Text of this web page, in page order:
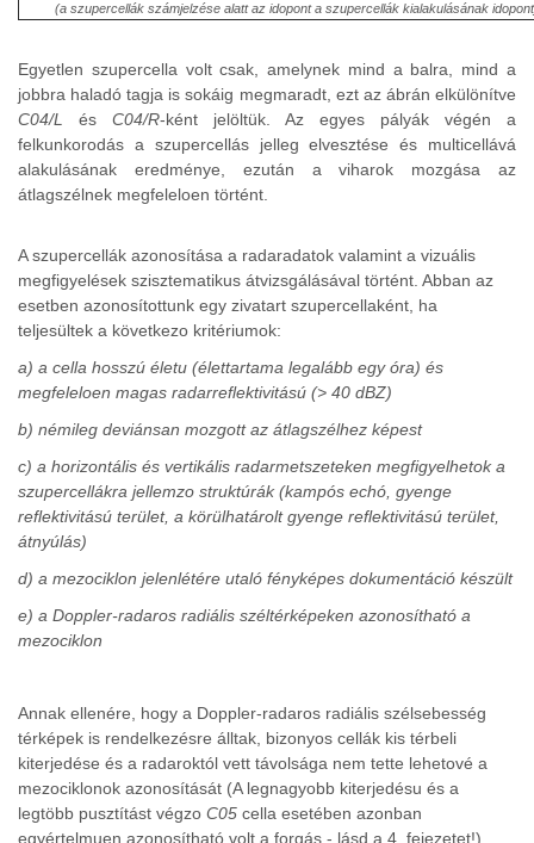
(a szupercellák számjelzése alatt az idopont a szupercellák kialakulásának
Egyetlen szupercella volt csak, amelynek mind a balra, mind a
jobbra haladó tagja is sokáig megmaradt, ezt az ábrán elkülönítve
C04/L
és C04/R-ként jelöltük. Az egyes pályák végén a
felkunkorodás a szupercellás jelleg elvesztése és multicellává
alakulásának eredménye, ezután a viharok mozgása az
átlagszélnek megfeleloen történt.
A szupercellák azonosítása a radaradatok valamint a vizuális
megfigyelések szisztematikus átvizsgálásával történt. Abban az
esetben azonosítottunk egy zivatart szupercellaként, ha
teljesültek a következo kritériumok:
a) a cella hosszú életu (élettartama legalább egy óra) és
megfeleloen magas radarreflektivitású (> 40 dBZ)
b) némileg deviánsan mozgott az átlagszélhez képest
c) a horizontális és vertikális radarmetszeteken megfigyelhetok a
szupercellákra jellemzo struktúrák (kampós echó, gyenge
reflektivitású terület, a körülhatárolt gyenge reflektivitású terület,
átnyúlás)
d) a mezociklon jelenlétére utaló fényképes dokumentáció készült
e) a Doppler-radaros radiális széltérképeken azonosítható a
mezociklon
Annak ellenére, hogy a Doppler-radaros radiális szélsebesség
térképek is rendelkezésre álltak, bizonyos cellák kis térbeli
kiterjedése és a radaroktól vett távolsága nem tette lehetové a
mezociklonok azonosítását (A legnagyobb kiterjedésu és a
legtöbb pusztítást végzo C05 cella esetében azonban
egyértelmuen azonosítható volt a forgás - lásd a 4. fejezetet!).